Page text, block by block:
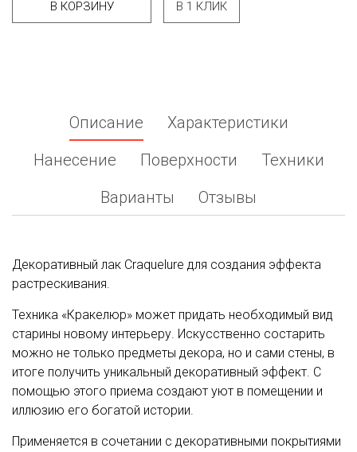
В КОРЗИНУ В 1 КЛИК
Описание
Характеристики
Нанесение
Поверхности
Техники
Варианты
Отзывы
Декоративный лак Craquelure для создания эффекта
растрескивания.
Техника «Кракелюр» может придать необходимый вид
старины новому интерьеру. Искусственно состарить
можно не только предметы декора, но и сами стены, в
итоге получить уникальный декоративный эффект. С
помощью этого приема создают уют в помещении и
иллюзию его богатой истории.
Применяется в сочетании с декоративными покрытиями